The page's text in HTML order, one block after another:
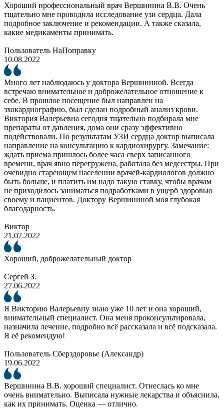
Хороший профессиональный врач Вершинина В.В. Очень
тщательно мне проводила исследование узи сердца. Дала
подробное заключение и рекомендации. А также сказала,
какие медикаменты принимать.
Пользователь НаПоправку
10.08.2022
Много лет наблюдаюсь у доктора Вершининой. Всегда
встречаю внимательное и доброжелательное отношение к
себе. В прошлое посещение был направлен на
эхокардиографию, был сделан подробный анализ крови.
Виктория Валерьевна сегодня тщательно подбирала мне
препараты от давления, дома они сразу эффективно
подействовали. По результатам УЗИ сердца доктор выписала
направление на консультацию к кардиохирургу. Замечание:
ждать приема пришлось более часа сверх записанного
времени, врач явно перегружена, работала без медсестры. При
очевидно стареющем населении врачей-кардиологов должно
быть больше, и платить им надо такую ставку, чтобы врачам
не приходилось заниматься подработками в ущерб здоровью
своему и пациентов. Доктору Вершининой моя глубокая
благодарность.
Виктор
21.07.2022
Хороший, доброжелательный доктор
Сергей З.
27.06.2022
Я Викторию Валерьевну знаю уже 10 лет и она хороший,
внимательный специалист. Она меня проконсультировала,
назначила лечение, подробно всё рассказала и всё подсказала.
Я её рекомендую!
Пользователь Сберздоровье (Александр)
19.06.2022
Вершинина В.В. хороший специалист. Отнеслась ко мне
очень внимательно. Выписала нужные лекарства и объяснила,
как их принимать. Оценка — отлично.